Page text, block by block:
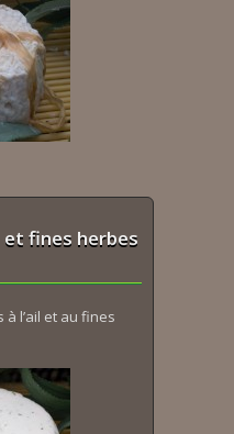
fines herbes
l’ail et au fines